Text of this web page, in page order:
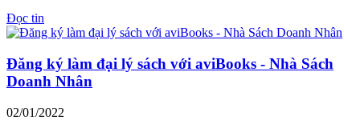
Đọc tin
Đăng ký làm đại lý sách với aviBooks - Nhà Sách
Doanh Nhân
02/01/2022